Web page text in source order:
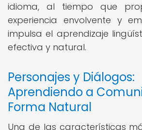
idioma, al tiempo que
experiencia envolvente y
impulsa el aprendizaje
efectiva y natural.
Personajes y Diálogos:
Aprendiendo a
Forma Natural
Una de las características